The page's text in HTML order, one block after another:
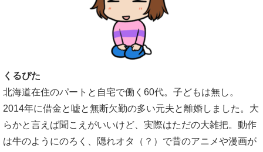
くるぴた
北海道在住のパートと自宅で働く60代。子どもは無し。
2014年に借金と嘘と無断欠勤の多い元夫と離婚しました。大
らかと言えば聞こえがいいけど、実際はただの大雑把。動作
は牛のようにのろく、隠れオタ（？）で昔のアニメや漫画が